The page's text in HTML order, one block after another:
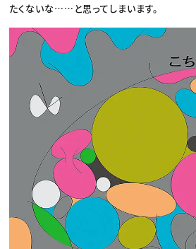
たくないな……と思ってしまいます。